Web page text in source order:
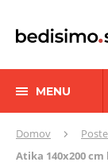
MENU
Domov
Atika 140x200